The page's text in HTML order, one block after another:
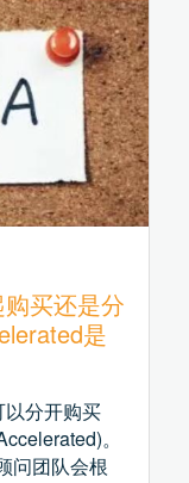
买还是分
是
分开购买
。
问团队会根